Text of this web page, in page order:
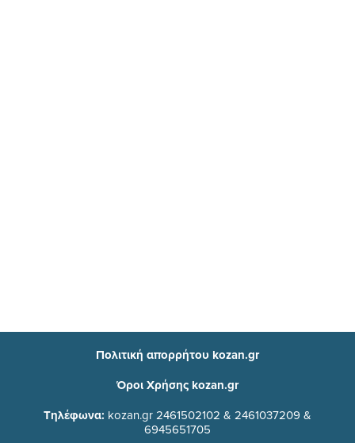
Πολιτική απορρήτου kozan.gr
Όροι Χρήσης kozan.gr
Τηλέφωνα: kozan.gr 2461502102 & 2461037209 &
6945651705